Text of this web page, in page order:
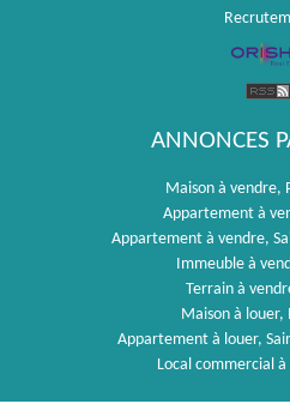
ANNONCES
Maison à vendre,
Appartement à
Appartement à vendre,
Immeuble à
Terrain à
Maison à louer,
Appartement à louer,
Local commercial à